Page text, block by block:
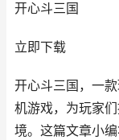
开心斗三国
立即下载
开心斗三国，一
机游戏，为玩家
境。这篇文章小